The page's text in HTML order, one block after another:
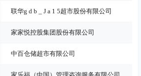
联华g d b _ J a 1 5超市股份有限公司
家家悦控股集团股份有限公司
中百仓储超市有限公司